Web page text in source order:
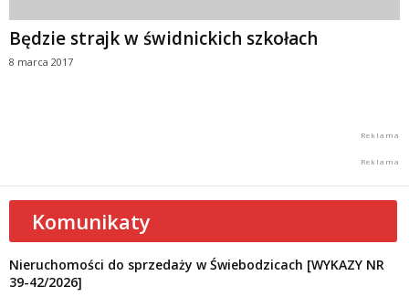
Będzie strajk w świdnickich szkołach
8 marca 2017
Komunikaty
Nieruchomości do sprzedaży w Świebodzicach [WYKAZY NR
39-42/2026]